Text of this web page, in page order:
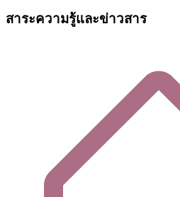
สาระความรู้และข่าวสาร